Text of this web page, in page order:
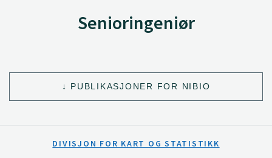
Senioringeniør
PUBLIKASJONER FOR NIBIO
DIVISJON FOR KART OG STATISTIKK